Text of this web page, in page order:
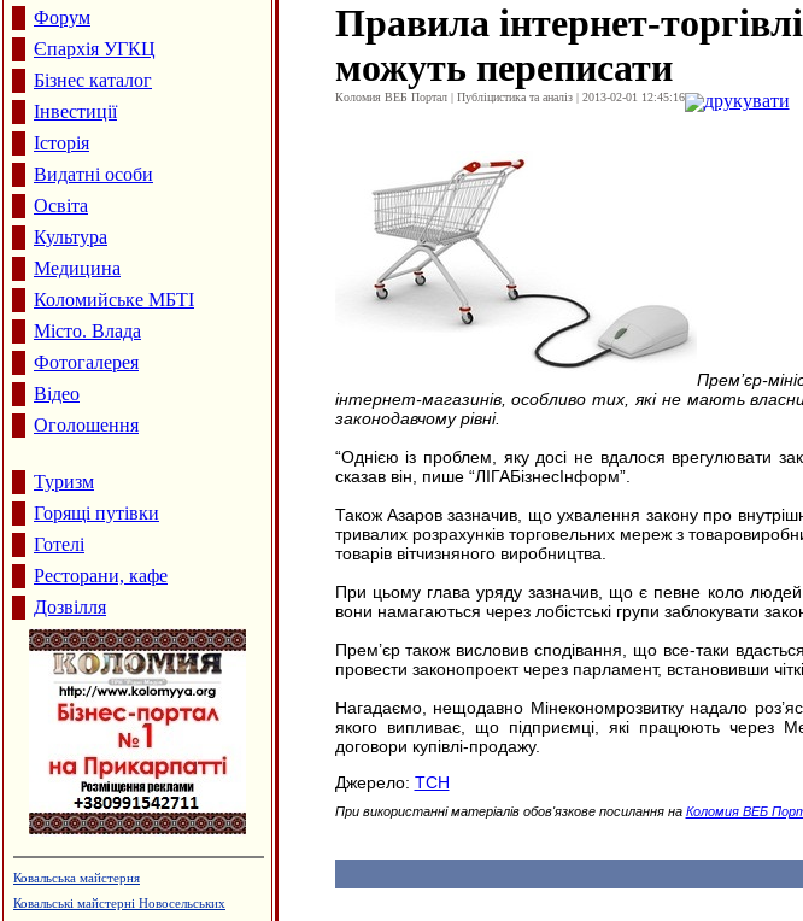
Форум
Єпархія УГКЦ
Бізнес каталог
Інвестиції
Історія
Видатні особи
Освіта
Культура
Медицина
Коломийське МБТІ
Місто. Влада
Фотогалерея
Відео
Оголошення
Туризм
Горящі путівки
Готелі
Ресторани, кафе
Дозвілля
Ковальська майстерня
Ковальські майстерні Новосельських
Правила інтернет-торгівлі
можуть переписати
Коломия ВЕБ Портал | Публіцистика та аналіз | 2013-02-01 12:45:16 друкувати
Прем’єр-
інтернет-магазинів, особливо тих, які не мають
законодавчому рівні.
“Однією із проблем, яку досі не вдалося врегулювати
сказав він, пише “ЛІГАБізнесІнформ”.
Також Азаров зазначив, що ухвалення закону про
тривалих розрахунків торговельних мереж з
товарів вітчизняного виробництва.
При цьому глава уряду зазначив, що є певне коло
вони намагаються через лобістські групи заблокувати
Прем’єр також висловив сподівання, що все-таки
провести законопроект через парламент, встановивши
Нагадаємо, нещодавно Мінекономрозвитку надало
якого випливає, що підприємці, які працюють через
договори купівлі-продажу.
Джерело: ТСН
При використанні матеріалів обов'язкове посилання на Коломия ВЕБ